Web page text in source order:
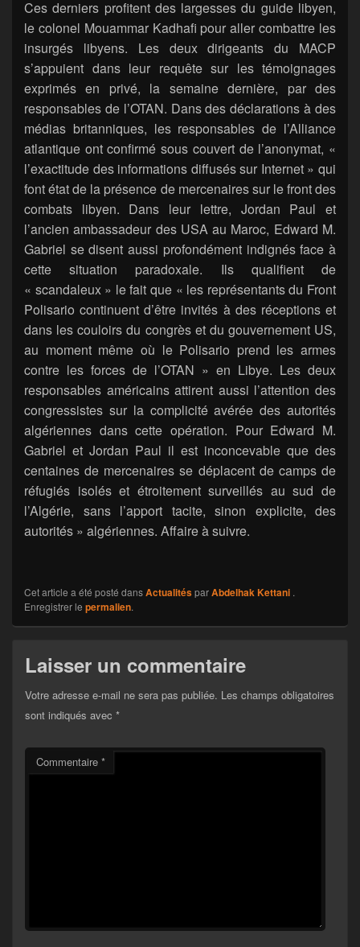
Ces derniers profitent des largesses du guide libyen,
le colonel Mouammar Kadhafi pour aller combattre les
insurgés libyens. Les deux dirigeants du MACP
s’appuient dans leur requête sur les témoignages
exprimés en privé, la semaine dernière, par des
responsables de l’OTAN. Dans des déclarations à des
médias britanniques, les responsables de l’Alliance
atlantique ont confirmé sous couvert de l’anonymat, «
l’exactitude des informations diffusés sur Internet » qui
font état de la présence de mercenaires sur le front des
combats libyen. Dans leur lettre, Jordan Paul et
l’ancien ambassadeur des USA au Maroc, Edward M.
Gabriel se disent aussi profondément indignés face à
cette situation paradoxale. Ils qualifient de
« scandaleux » le fait que « les représentants du Front
Polisario continuent d’être invités à des réceptions et
dans les couloirs du congrès et du gouvernement US,
au moment même où le Polisario prend les armes
contre les forces de l’OTAN » en Libye. Les deux
responsables américains attirent aussi l’attention des
congressistes sur la complicité avérée des autorités
algériennes dans cette opération. Pour Edward M.
Gabriel et Jordan Paul il est inconcevable que des
centaines de mercenaires se déplacent de camps de
réfugiés isolés et étroitement surveillés au sud de
l’Algérie, sans l’apport tacite, sinon explicite, des
autorités » algériennes. Affaire à suivre.
Cet article a été posté dansActualitésparAbdelhak Kettani .
Enregistrer le permalien.
Laisser un commentaire
Votre adresse e-mail ne sera pas publiée. Les champs obligatoires
sont indiqués avec *
Commentaire *